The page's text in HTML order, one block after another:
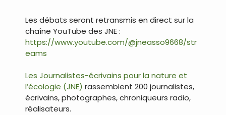
Les débats seront retransmis en direct sur la
chaîne YouTube des JNE :
https://www.youtube.com/@jneasso9668/str
eams
Les Journalistes-écrivains pour la nature et
l’écologie (JNE) rassemblent 200 journalistes,
écrivains, photographes, chroniqueurs radio,
réalisateurs.